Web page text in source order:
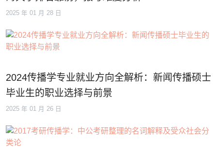
2025 年 01 月 28 日
2024传播学专业就业方向全解析：新闻传播硕士
毕业生的职业选择与前景
2025 年 01 月 26 日